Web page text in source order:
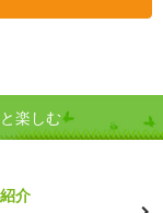
楽しむ
介